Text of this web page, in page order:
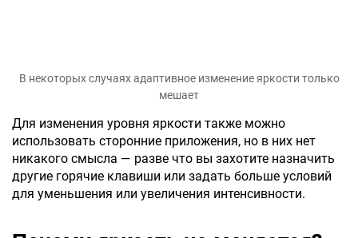
В некоторых случаях адаптивное изменение яркости только
мешает
Для изменения уровня яркости также можно
использовать сторонние приложения, но в них нет
никакого смысла — разве что вы захотите назначить
другие горячие клавиши или задать больше условий
для уменьшения или увеличения интенсивности.